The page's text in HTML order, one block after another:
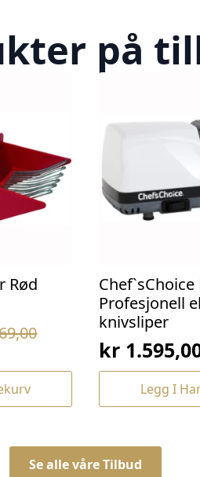
på
Rød
Profesjonell
knivsliper
kr
Legg I
Se alle våre Tilbud